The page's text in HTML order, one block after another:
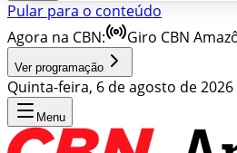
Pular para o conteúdo
Agora na CBN:
Giro CBN
Ver programação
Quinta-feira, 6 de agosto de 2026
Menu